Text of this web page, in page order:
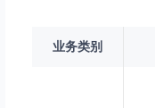
业务类别